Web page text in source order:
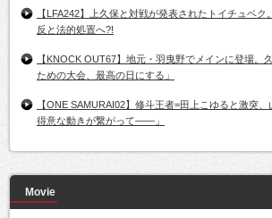
【LFA242】上久保と対戦が発表されたトイチュベク
反と法的処置へ?!
【KNOCK OUT67】地元・羽曳野でメインに登場。
ための大会、最高の日にする」
【ONE SAMURAI02】修斗王者=田上こゆると激突
得意な動きが繋がって――」
Movie